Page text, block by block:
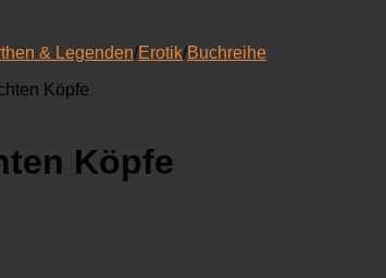
& Legenden/Erotik/Buchreihe
Köpfe
Köpfe